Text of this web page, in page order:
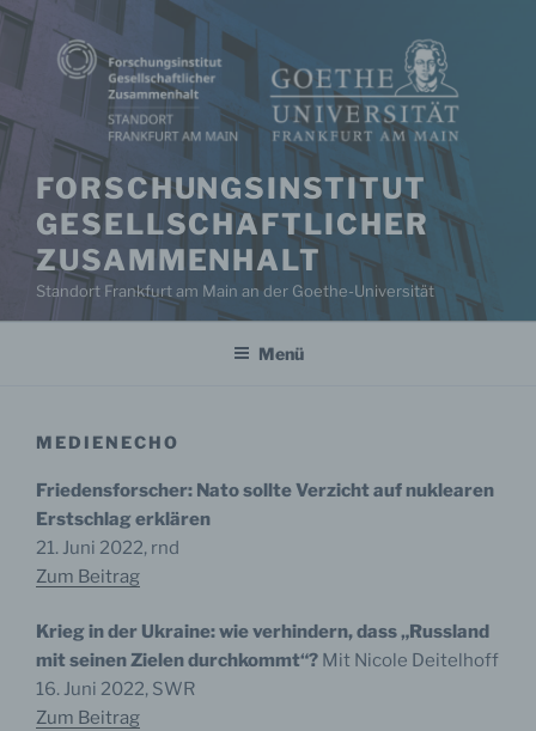
Zum
Inhalt
springen
FORSCHUNGSINSTITUT
GESELLSCHAFTLICHER
ZUSAMMENHALT
Standort Frankfurt am Main an der Goethe-Universität
Menü
MEDIENECHO
Friedensforscher: Nato sollte Verzicht auf nuklearen
Erstschlag erklären
21. Juni 2022, rnd
Zum Beitrag
Krieg in der Ukraine: wie verhindern, dass „Russland
mit seinen Zielen durchkommt“? Mit Nicole Deitelhoff
16. Juni 2022, SWR
Zum Beitrag